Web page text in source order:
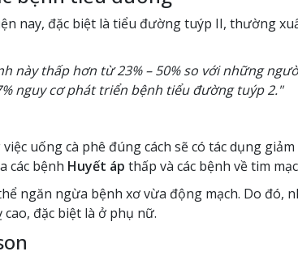
nay, đặc biệt là tiểu đường tuýp II, thường
này thấp hơn từ 23% – 50% so với những
nguy cơ phát triển bệnh tiểu đường tuýp 2."
uống cà phê đúng cách sẽ có tác dụng
các bệnh Huyết áp thấp và các bệnh về tim
ngăn ngừa bệnh xơ vừa động mạch. Do
đặc biệt là ở phụ nữ.